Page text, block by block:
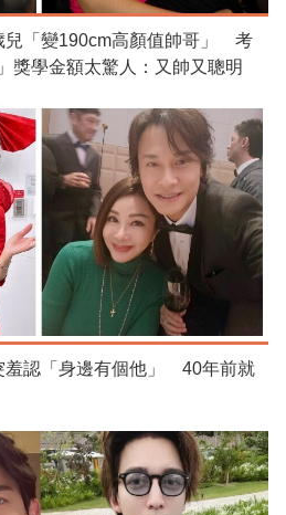
兒「變190cm高顏值帥哥」 考
獎學金額太驚人：又帥又聰明
羞認「身邊有個他」 40年前就